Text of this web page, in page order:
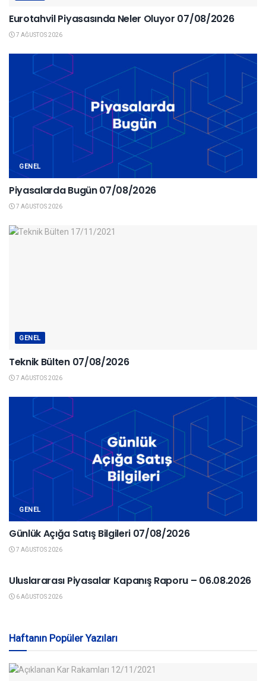
Eurotahvil Piyasasında Neler Oluyor 07/08/2026
7 AĞUSTOS 2026
GENEL
Piyasalarda Bugün 07/08/2026
7 AĞUSTOS 2026
GENEL
Teknik Bülten 07/08/2026
7 AĞUSTOS 2026
GENEL
Günlük Açığa Satış Bilgileri 07/08/2026
7 AĞUSTOS 2026
Uluslararası Piyasalar Kapanış Raporu – 06.08.2026
6 AĞUSTOS 2026
Haftanın Popüler Yazıları